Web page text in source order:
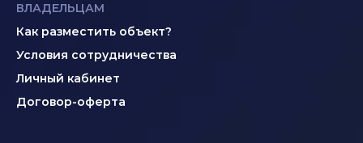
ВЛАДЕЛЬЦАМ
Как разместить объект?
Условия сотрудничества
Личный кабинет
Договор-оферта